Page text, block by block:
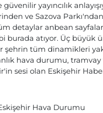
yayıncılık
ve Sazova
detaylar anbean
burada atıyor. Üç
tüm dinamikleri
hava durumu,
sesi olan Eskişehir
Hava Durumu